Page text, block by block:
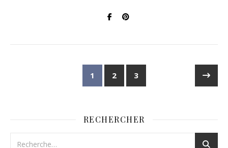
1 2 3
RECHERCHER